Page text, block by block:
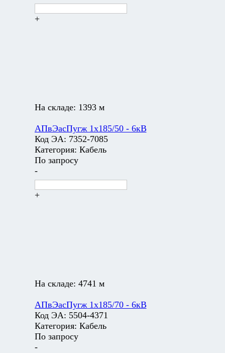
+
На складе: 1393 м
АПвЭасПугж 1х185/50 - 6кВ
Код ЭА: 7352-7085
Категория: Кабель
По запросу
-
+
На складе: 4741 м
АПвЭасПугж 1х185/70 - 6кВ
Код ЭА: 5504-4371
Категория: Кабель
По запросу
-